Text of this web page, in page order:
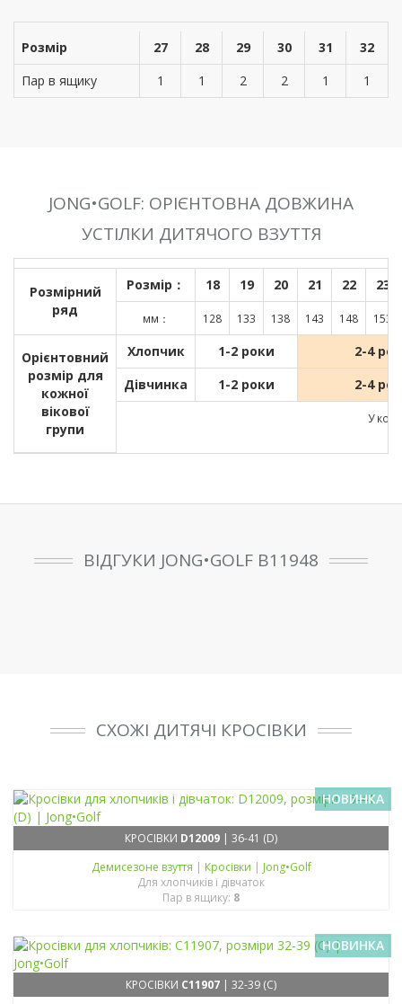
Розмір 27 28 29 30 31
32
Пар в ящику
1 1 2 2 1 1
JONG•GOLF: ОРІЄНТОВНА ДОВЖИНА
УСТІЛКИ ДИТЯЧОГО ВЗУТТЯ
Розмірний
ряд
Розмір： 18 19 20 21 22 23
мм： 128 133 138 143 148 153
Орієнтовний
розмір для
кожної
вікової
групи
Хлопчик 1-2 роки
2-4
Дівчинка
1-2 роки 2-4
У
ВІДГУКИ JONG•GOLF B11948
СХОЖІ ДИТЯЧІ КРОСІВКИ
НОВИНКА
КРОСІВКИ D12009 | 36-41 (D)
Демисезонe взуття | Кросівки | Jong•Golf
Для хлопчиків і дівчаток
Пар в ящику: 8
НОВИНКА
КРОСІВКИ C11907 | 32-39 (C)